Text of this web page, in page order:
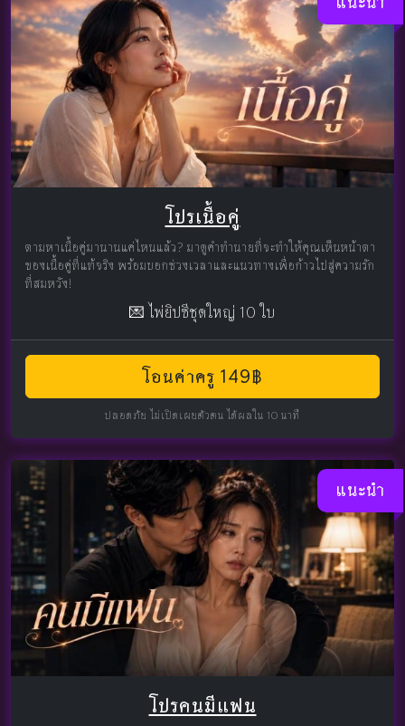
โปรเนื้อคู่
ตามหาเนื้อคู่มานานแค่ไหนแล้ว? มาดูคำทำนายที่จะทำให้คุณเห็นหน้าตา
ของเนื้อคู่ที่แท้จริง พร้อมบอกช่วงเวลาและแนวทางเพื่อก้าวไปสู่ความรัก
ที่สมหวัง!
💌 ไพ่ยิปซีชุดใหญ่ 10 ใบ
โอนค่าครู 149฿
ปลอดภัย ไม่เปิดเผยตัวตน ได้ผลใน 10 นาที
แนะนำ
โปรคนมีแฟน